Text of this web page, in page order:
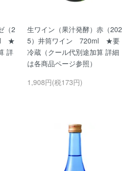
（2
★
詳
生ワイン（果汁発酵）赤（202
5）井筒ワイン 720ml ★要
冷蔵（クール代別途加算 詳細
は各商品ページ参照）
1,908円(税173円)